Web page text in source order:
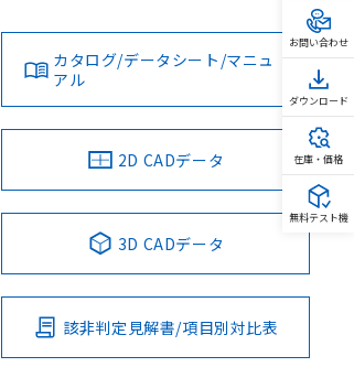
カタログ/データシート/マニュ
アル
2D CADデータ
3D CADデータ
該非判定見解書/項目別対比表
お問い合わせ
ダウンロード
在庫・価格
無料テスト機